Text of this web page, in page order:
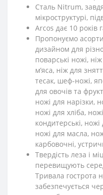
Сталь Nitrum,
мікроструктурі,
Arcos дає 10 років
Пропонуємо
дизайном для
поварські ножі,
м’яса, ніж для
тесак, шеф-ножі,
для овочів та
ножі для нарізки,
ножі для хліба,
кондитерські,
ножі для масла,
карбовочні,
Твердість леза і
перевищують
Тривала гострота
забезпечується